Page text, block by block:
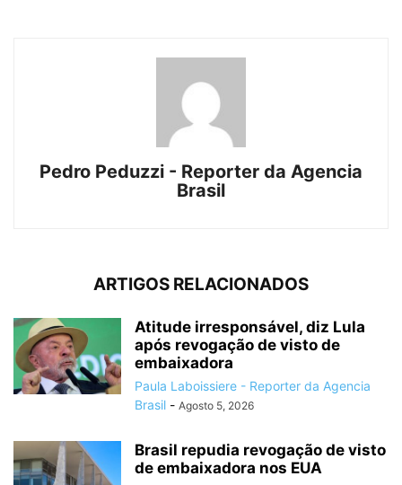
Pedro Peduzzi - Reporter da Agencia
Brasil
ARTIGOS RELACIONADOS
Atitude irresponsável, diz Lula
após revogação de visto de
embaixadora
Paula Laboissiere - Reporter da Agencia
Brasil - Agosto 5, 2026
Brasil repudia revogação de visto
de embaixadora nos EUA